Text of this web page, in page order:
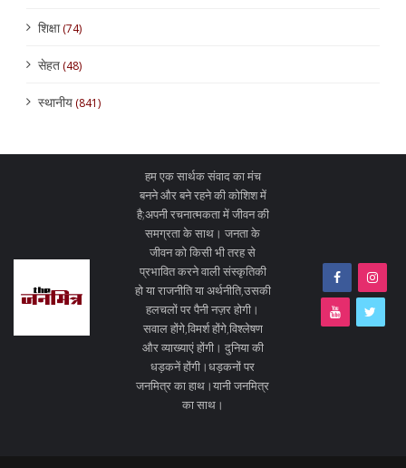
शिक्षा(74)
सेहत(48)
स्थानीय(841)
हम एक सार्थक संवाद का मंच
बनने और बने रहने की कोशिश में
है;अपनी रचनात्मकता में जीवन की
समग्रता के साथ। जनता के
जीवन को किसी भी तरह से
प्रभावित करने वाली संस्कृतिकी
हो या राजनीति या अर्थनीति,उसकी
हलचलों पर पैनी नज़र होगी।
सवाल होंगे,विमर्श होंगे,विश्लेषण
और व्याख्याएं होंगी। दुनिया की
धड़कनें होंगी।धड़कनों पर
जनमित्र का हाथ।यानी जनमित्र
का साथ।